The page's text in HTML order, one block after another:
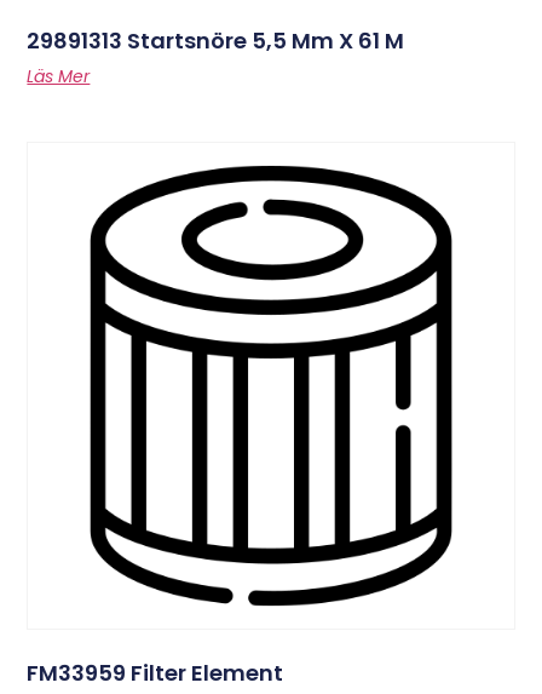
29891313 Startsnöre 5,5 Mm X 61 M
Läs Mer
FM33959 Filter Element